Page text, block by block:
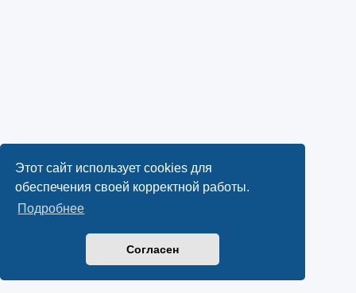
Этот сайт использует cookies для
обеспечения своей корректной работы.
Подробнее
Согласен